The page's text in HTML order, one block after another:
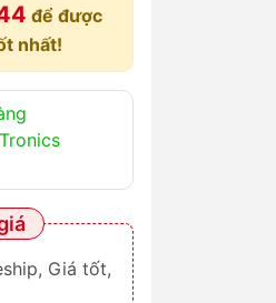
để được
nhất!
Giá tốt,